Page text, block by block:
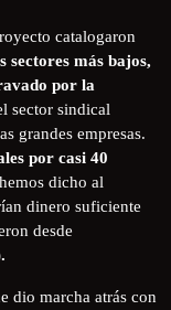
catalogaron
sectores más bajos,
por la
sector sindical
grandes empresas.
por casi 40
dicho al
dinero suficiente
desde
dio marcha atrás con